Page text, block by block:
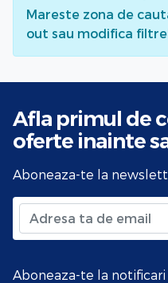
Mareste zona de
out sau modifica
Afla primul de
oferte inainte
Aboneaza-te la
Aboneaza-te la notificari